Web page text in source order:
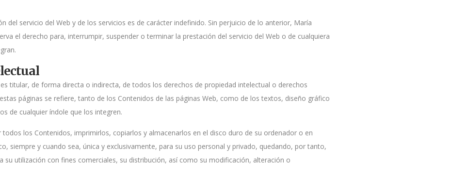
del servicio del Web y de los servicios es de carácter indefinido. Sin perjuicio de lo anterior, María
el derecho para, interrumpir, suspender o terminar la prestación del servicio del Web o de cualquiera
es titular, de forma directa o indirecta, de todos los derechos de propiedad intelectual o derechos
páginas se refiere, tanto de los Contenidos de las páginas Web, como de los textos, diseño gráfico
de cualquier índole que los integren.
todos los Contenidos, imprimirlos, copiarlos y almacenarlos en el disco duro de su ordenador o en
siempre y cuando sea, única y exclusivamente, para su uso personal y privado, quedando, por tanto,
su utilización con fines comerciales, su distribución, así como su modificación, alteración o